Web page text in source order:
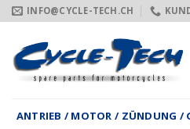
Zum
Inhalt
springen
INFO@CYCLE-TECH.CH
ANTRIEB / MOTOR / ZÜNDUNG /